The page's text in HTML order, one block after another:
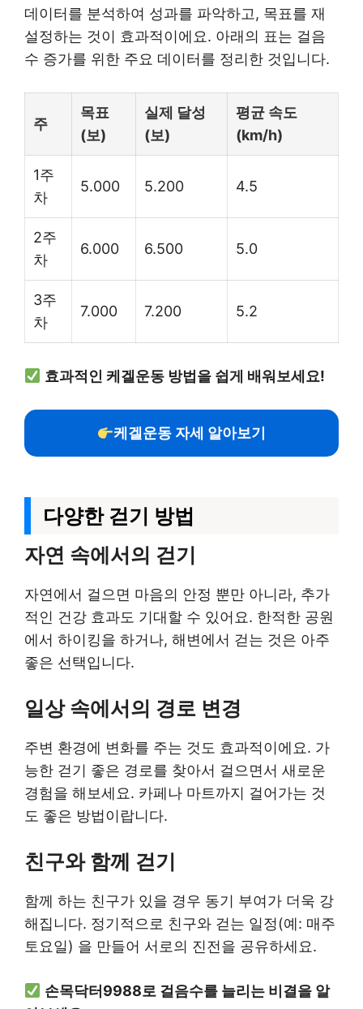
데이터를 분석하여 성과를 파악하고, 목표를 재
설정하는 것이 효과적이에요. 아래의 표는 걸음
수 증가를 위한 주요 데이터를 정리한 것입니다.
주
목표
(보)
실제 달성
(보)
평균 속도
(km/h)
1주
차
5.000 5.200 4.5
2주
차
6.000 6.500 5.0
3주
차
7.000 7.200 5.2
효과적인 케겔운동 방법을 쉽게 배워보세요!
케겔운동 자세 알아보기
다양한 걷기 방법
자연 속에서의 걷기
자연에서 걸으면 마음의 안정 뿐만 아니라, 추가
적인 건강 효과도 기대할 수 있어요. 한적한 공원
에서 하이킹을 하거나, 해변에서 걷는 것은 아주
좋은 선택입니다.
일상 속에서의 경로 변경
주변 환경에 변화를 주는 것도 효과적이에요. 가
능한 걷기 좋은 경로를 찾아서 걸으면서 새로운
경험을 해보세요. 카페나 마트까지 걸어가는 것
도 좋은 방법이랍니다.
친구와 함께 걷기
함께 하는 친구가 있을 경우 동기 부여가 더욱 강
해집니다. 정기적으로 친구와 걷는 일정(예: 매주
토요일) 을 만들어 서로의 진전을 공유하세요.
손목닥터9988로 걸음수를 늘리는 비결을 알